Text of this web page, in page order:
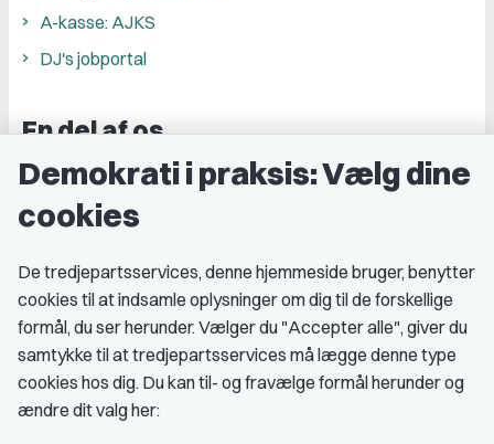
A-kasse: AJKS
DJ's jobportal
En del af os
Grupper og kredse
Studenterorganisationer
Medlemskab
Fordele som medlem
Kontingent
Demokrati i praksis: Vælg dine
cookies
De tredjepartsservices, denne hjemmeside bruger, benytter
cookies til at indsamle oplysninger om dig til de forskellige
formål, du ser herunder. Vælger du "Accepter alle", giver du
samtykke til at tredjepartsservices må lægge denne type
cookies hos dig. Du kan til- og fravælge formål herunder og
ændre dit valg her: